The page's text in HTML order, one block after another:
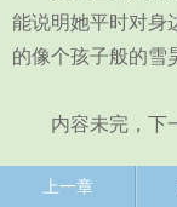
能说明她平时对身
的像个孩子般的雪
内容未完，下
上一章